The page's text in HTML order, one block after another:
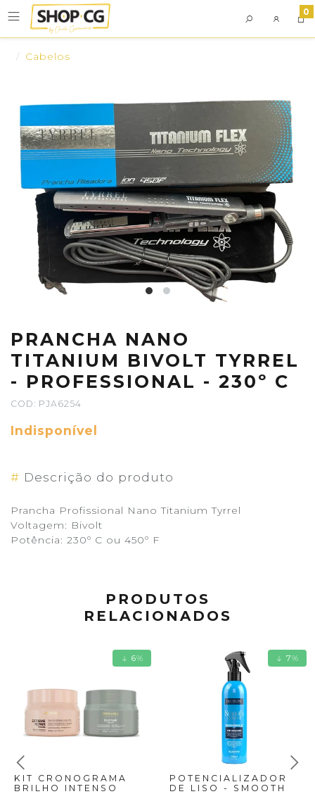
0
Cabelos
PRANCHA NANO
TITANIUM BIVOLT TYRREL
- PROFESSIONAL - 230º C
COD: PJA6254
Indisponível
# Descrição do produto
Prancha Profissional Nano Titanium Tyrrel
Voltagem: Bivolt
Potência: 230º C ou 450º F
PRODUTOS
RELACIONADOS
6%
KIT CRONOGRAMA
BRILHO INTENSO
7%
POTENCIALIZADOR
DE LISO - SMOOTH